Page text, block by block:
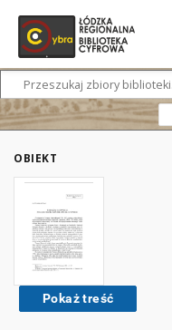
OBIEKT
Pokaż treść